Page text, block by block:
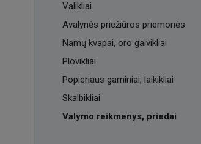
Valikliai
Avalynės priežiūros priemonės
Namų kvapai, oro gaivikliai
Plovikliai
Popieriaus gaminiai, laikikliai
Skalbikliai
Valymo reikmenys, priedai